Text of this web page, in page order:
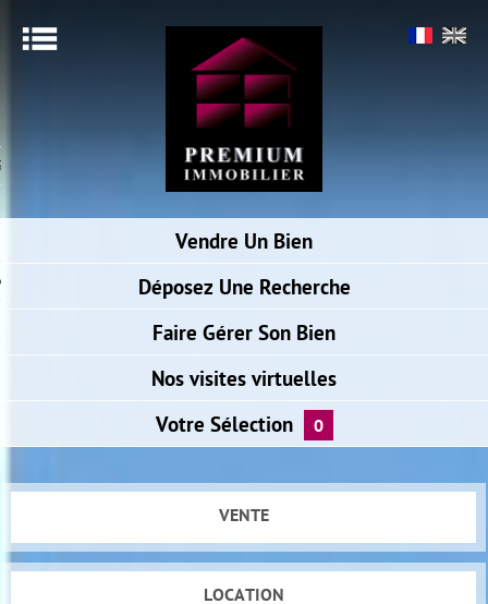
Vendre Un Bien
Déposez Une Recherche
Faire Gérer Son Bien
Nos visites virtuelles
Votre Sélection 0
VENTE
LOCATION
VOTRE PRÊT
ACCÈS PROPRIÉTAIRE